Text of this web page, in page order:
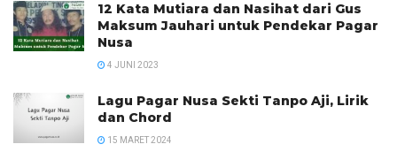
12 Kata Mutiara dan Nasihat dari Gus
Maksum Jauhari untuk Pendekar Pagar
Nusa
4 JUNI 2023
Lagu Pagar Nusa Sekti Tanpo Aji, Lirik
dan Chord
15 MARET 2024